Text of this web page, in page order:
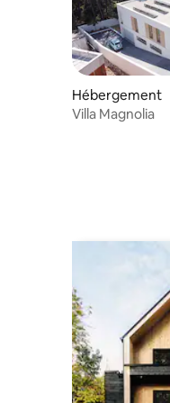
Hébergement
Villa Magnolia